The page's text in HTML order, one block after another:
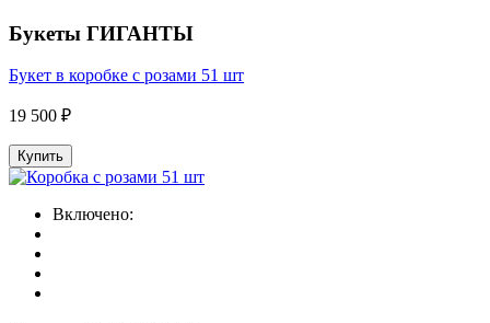
Букеты ГИГАНТЫ
Букет в коробке с розами 51 шт
19 500 ₽
Купить
Включено: